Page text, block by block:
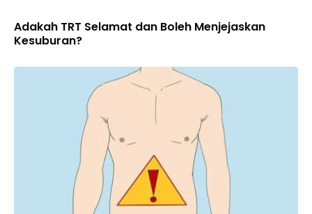
Adakah TRT Selamat dan Boleh Menjejaskan
Kesuburan?